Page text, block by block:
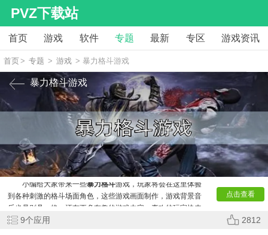
PVZ下载站
首页 游戏 软件 专题 最新 专区 游戏资讯
首页> 专题 > 游戏 > 暴力格斗游戏
暴力格斗游戏
点击查看
小编给大家带来一些暴力格斗游戏，玩家将会在这里体验
到各种刺激的格斗场面角色，这些游戏画面制作，游戏背景音
乐也是别具一格，还有更多有趣的游戏内容，喜欢的玩家快来
这里下载吧！
9个应用 2812